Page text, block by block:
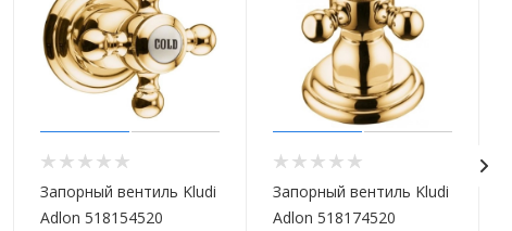
Запорный вентиль Kludi
Adlon 518154520
Запорный вентиль Kludi
Adlon 518174520